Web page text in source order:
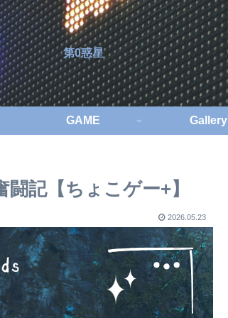
第0惑星
GAME Gallery
記【ちょこゲー+】
2026.05.23